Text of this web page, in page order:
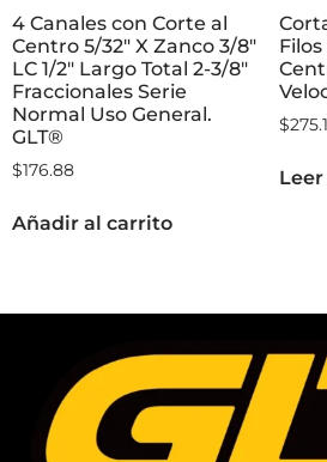
4 Canales con Corte al
Centro 5/32″ X Zanco 3/8″
LC 1/2″ Largo Total 2-3/8″
Fraccionales Serie
Normal Uso General.
GLT®
$176.88
Añadir al carrito
$